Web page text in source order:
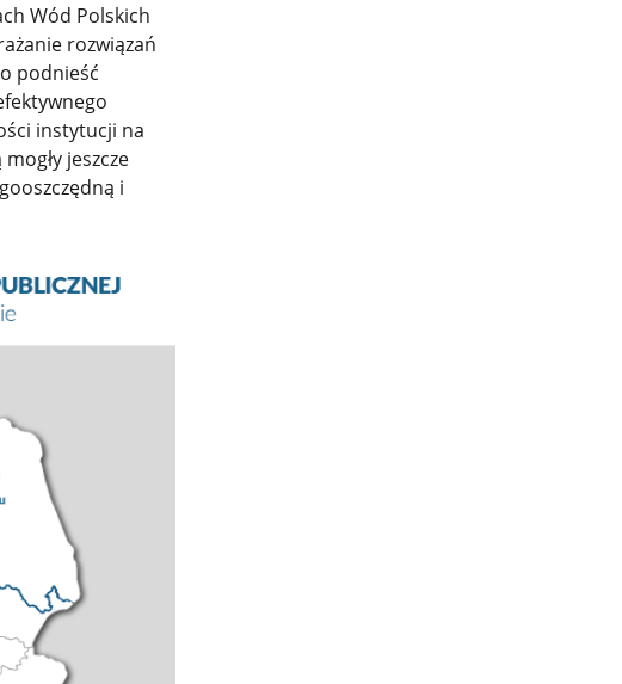
Wód Polskich
rozwiązań
podnieść
instytucji na
jeszcze
i